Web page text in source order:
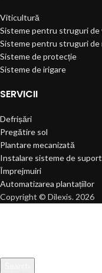
Viticultură
Sisteme pentru struguri de
Sisteme pentru struguri de
Sisteme de protecție
Sisteme de irigare
SERVICII
Defrișări
Pregătire sol
Plantare mecanizată
Instalare sisteme de suport
Împrejmuiri
Automatizarea plantațiilor
Copyright © Dilexis. 2026